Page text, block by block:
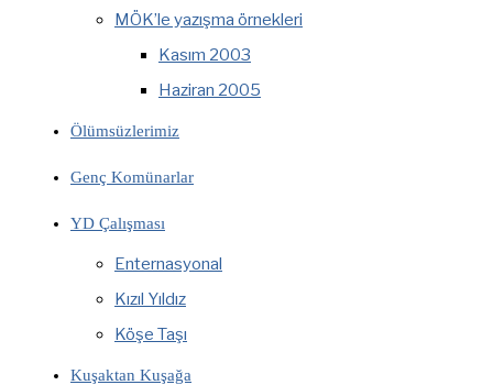
MÖK’le yazışma örnekleri
Kasım 2003
Haziran 2005
Ölümsüzlerimiz
Genç Komünarlar
YD Çalışması
Enternasyonal
Kızıl Yıldız
Köşe Taşı
Kuşaktan Kuşağa